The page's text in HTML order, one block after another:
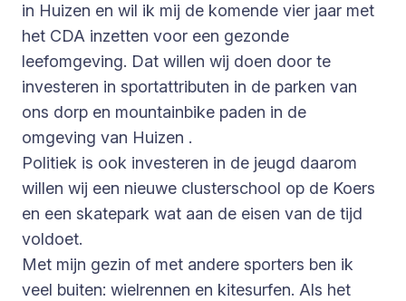
in Huizen en wil ik mij de komende vier jaar met
het CDA inzetten voor een gezonde
leefomgeving. Dat willen wij doen door te
investeren in sportattributen in de parken van
ons dorp en mountainbike paden in de
omgeving van Huizen .
Politiek is ook investeren in de jeugd daarom
willen wij een nieuwe clusterschool op de Koers
en een skatepark wat aan de eisen van de tijd
voldoet.
Met mijn gezin of met andere sporters ben ik
veel buiten: wielrennen en kitesurfen. Als het